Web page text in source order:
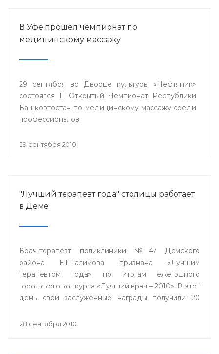
В Уфе прошел чемпионат по
медицинскому массажу
29 сентября во Дворце культуры «Нефтяник»
состоялся II Открытый Чемпионат Республики
Башкортостан по медицинскому массажу среди
профессионалов.
29 сентября 2010
"Лучший терапевт года" столицы работает
в Деме
Врач-терапевт поликлиники №47 Демского
района Е.Г.Галимова признана «Лучшим
терапевтом года» по итогам ежегодного
городского конкурса «Лучший врач – 2010». В этот
день свои заслуженные награды получили 20
конкурса, проходящего в столице вот уже в
28 сентября 2010